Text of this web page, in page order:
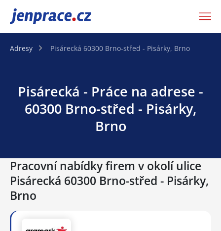
JenPráce.cz
Adresy Pisárecká 60300 Brno-střed - Pisárky, Brno
Pisárecká - Práce na adrese -
60300 Brno-střed - Pisárky,
Brno
Pracovní nabídky firem v okolí ulice
Pisárecká 60300 Brno-střed - Pisárky,
Brno